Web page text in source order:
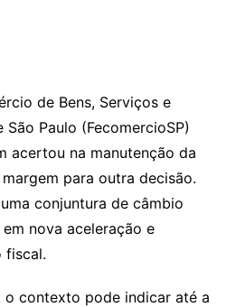
de Bens, Serviços e
Paulo (FecomercioSP)
acertou na manutenção da
para outra decisão.
conjuntura de câmbio
nova aceleração e
fiscal.
o contexto pode indicar até a